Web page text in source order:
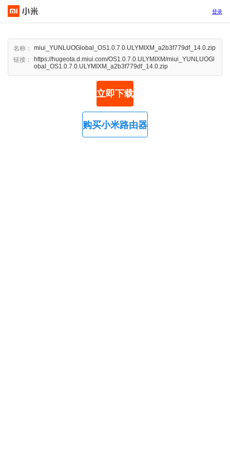
登录
名称：
miui_YUNLUOGlobal_OS1.0.7.0.ULYMIXM_a2b3f779df_14.0.zip
链接：
https://hugeota.d.miui.com/OS1.0.7.0.ULYMIXM/miui_YUNLUOGl
obal_OS1.0.7.0.ULYMIXM_a2b3f779df_14.0.zip
立即下载
购买小米路由器